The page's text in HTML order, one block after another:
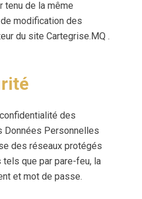
tenu de la même
modification des
du site Cartegrise.MQ .
des
Données Personnelles
des réseaux protégés
que par pare-feu, la
et mot de passe.